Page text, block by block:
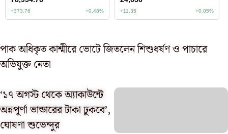
পাক অধিকৃত কাশ্মীরে ভোটে জিতলেন শিশুধর্ষণ ও পাচারে
অভিযুক্ত নেতা
‘১৭ অগস্ট থেকে অ্যাকাউন্টে
অন্নপূর্ণা ভান্ডারের টাকা ঢুকবে’,
ঘোষণা শুভেন্দুর